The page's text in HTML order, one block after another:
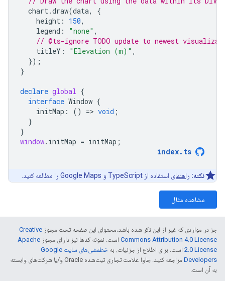
chart.draw(data,
{
height : 150,
legend : "none" ,
// @ts-ignore TODO update to newest
titleY : "Elevation (m)" ,
});
}
declare global {
interface Window {
initMap : () => void ;
}
}
window. initMap = initMap ;
index. ts
نکته: راهنمای استفاده از TypeScript و Google Maps را مطالعه کنید.
مشاهده مثال
جز در مواردی که غیر از این ذکر شده باشد،‌محتوای این صفحه تحت مجوز Creative
Commons Attribution 4.0 License است. نمونه کدها نیز دارای مجوز Apache
2.0 License است. برای اطلاع از جزئیات، به
خطمشی‌های سایت Google
Developers‏
مراجعه کنید. جاوا علامت تجاری ثبت‌شده Oracle و/یا شرکت‌های وابسته
به آن است.